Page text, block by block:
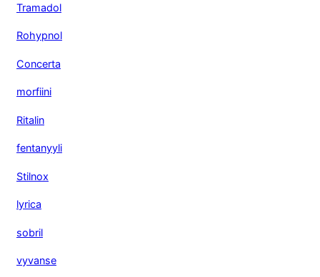
Tramadol
Rohypnol
Concerta
morfiini
Ritalin
fentanyyli
Stilnox
lyrica
sobril
vyvanse